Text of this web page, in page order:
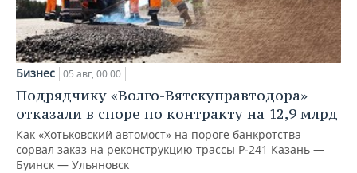
Бизнес 05 авг, 00:00
Подрядчику «Волго-Вятскуправтодора»
отказали в споре по контракту на 12,9 млрд
Как «Хотьковский автомост» на пороге банкротства
сорвал заказ на реконструкцию трассы Р‑241 Казань —
Буинск — Ульяновск